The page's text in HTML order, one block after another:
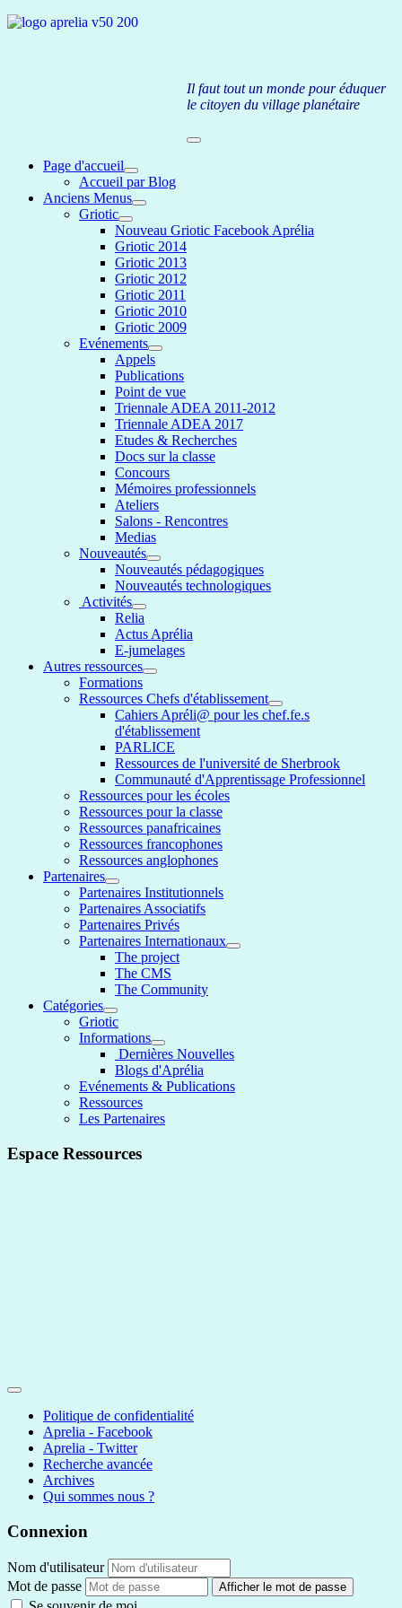
Il faut tout un monde pour éduquer
le citoyen du village planétaire
Page d'accueil
Accueil par Blog
Anciens Menus
Griotic
Nouveau Griotic Facebook Aprélia
Griotic 2014
Griotic 2013
Griotic 2012
Griotic 2011
Griotic 2010
Griotic 2009
Evénements
Appels
Publications
Point de vue
Triennale ADEA 2011-2012
Triennale ADEA 2017
Etudes & Recherches
Docs sur la classe
Concours
Mémoires professionnels
Ateliers
Salons - Rencontres
Medias
Nouveautés
Nouveautés pédagogiques
Nouveautés technologiques
Activités
Relia
Actus Aprélia
E-jumelages
Autres ressources
Formations
Ressources Chefs d'établissement
Cahiers Apréli@ pour les chef.fe.s
d'établissement
PARLICE
Ressources de l'université de Sherbrook
Communauté d'Apprentissage Professionnel
Ressources pour les écoles
Ressources pour la classe
Ressources panafricaines
Ressources francophones
Ressources anglophones
Partenaires
Partenaires Institutionnels
Partenaires Associatifs
Partenaires Privés
Partenaires Internationaux
The project
The CMS
The Community
Catégories
Griotic
Informations
Dernières Nouvelles
Blogs d'Aprélia
Evénements & Publications
Ressources
Les Partenaires
Espace Ressources
Politique de confidentialité
Aprelia - Facebook
Aprelia - Twitter
Recherche avancée
Archives
Qui sommes nous ?
Connexion
Nom d'utilisateur
Mot de passe
Afficher le mot de passe